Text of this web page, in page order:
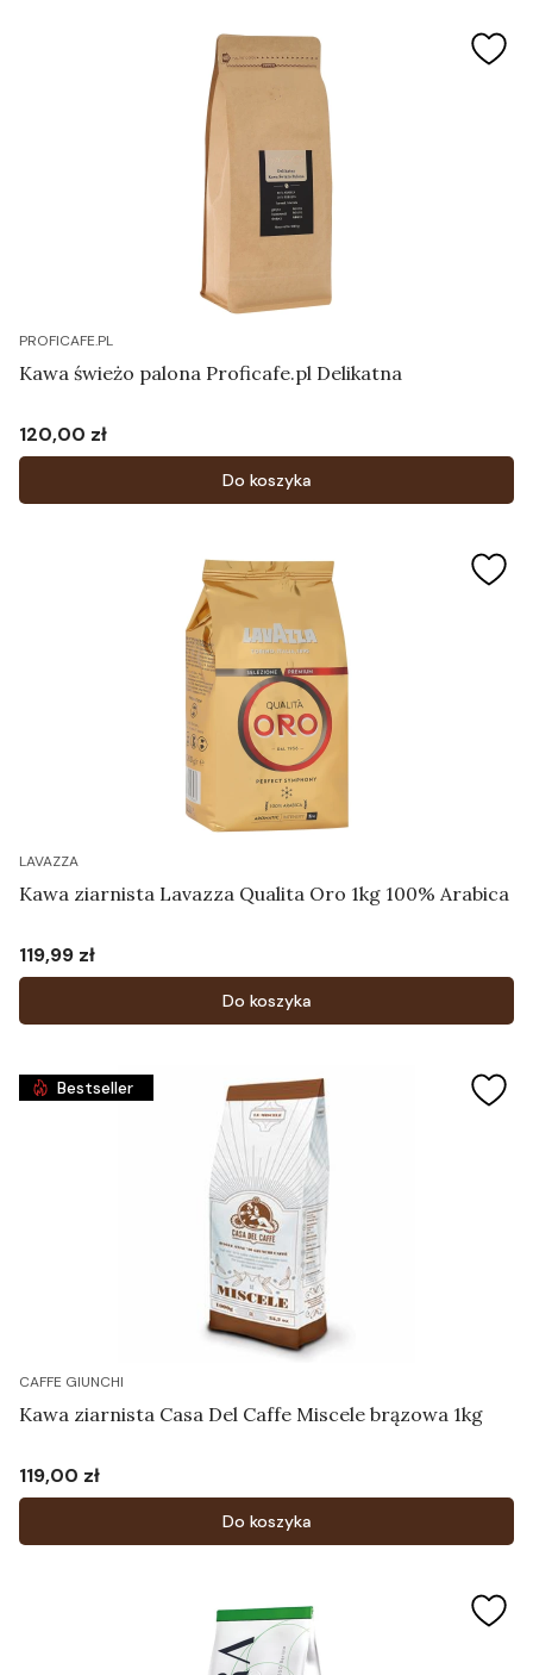
PROFICAFE.PL
Kawa świeżo palona Proficafe.pl Delikatna
Cena
120,00 zł
Do koszyka
LAVAZZA
Kawa ziarnista Lavazza Qualita Oro 1kg 100% Arabica
Cena
119,99 zł
Do koszyka
Bestseller
CAFFE GIUNCHI
Kawa ziarnista Casa Del Caffe Miscele brązowa 1kg
Cena
119,00 zł
Do koszyka